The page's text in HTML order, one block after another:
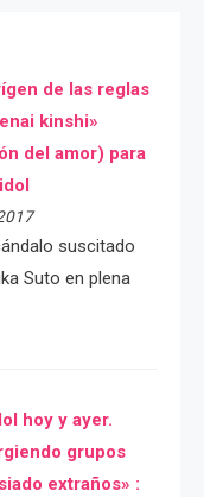
de las reglas
kinshi»
del amor) para
suscitado
Suto en plena
hoy y ayer.
grupos
extraños» :